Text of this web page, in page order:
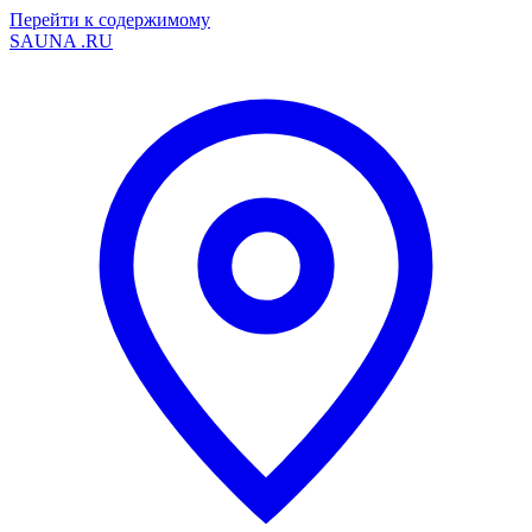
Перейти к содержимому
SAUNA .RU